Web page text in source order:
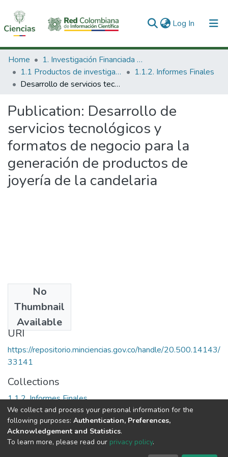
Log In (current)
Communities & Collections
All of DSpace
Home
1. Investigación Financiada con Recursos Públicos
1.1 Productos de investigación
1.1.2. Informes Finales
Desarrollo de servicios tecnológicos y formatos de negocio para la generación de productos de joyería de la candelaria
Publication: Desarrollo de
servicios tecnológicos y
formatos de negocio para la
generación de productos de
joyería de la candelaria
No
Thumbnail
Available
[2004]
URI
https://repositorio.minciencias.gov.co/handle/20.500.14143/
33141
Collections
1.1.2. Informes Finales
Full item page
DSpace software copyright © 2002-2026
We collect and process your personal information for the
following purposes: Authentication, Preferences,
Acknowledgement and Statistics.
To learn more, please read our privacy policy.